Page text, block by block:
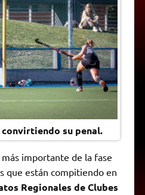
F
r
i
e
n
d
l
y
su penal.
importante de la fase
que están compitiendo en
Regionales de Clubes